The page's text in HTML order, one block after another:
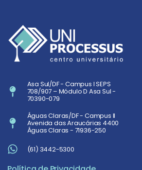
Asa Sul/DF - Campus I SEPS
708/907 – Módulo D Asa Sul -
70390-079
Águas Claras/DF - Campus II
Avenida das Araucárias 4400
Águas Claras - 71936-250
(61) 3442-5300